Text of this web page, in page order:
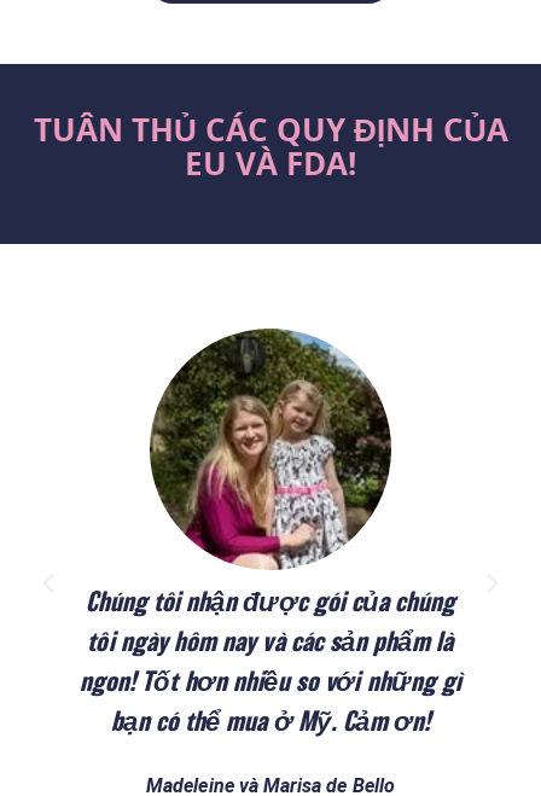
TUÂN THỦ CÁC QUY ĐỊNH CỦA
EU VÀ FDA!
Chúng tôi nhận được gói của chúng
tôi ngày hôm nay và các sản phẩm là
ngon! Tốt hơn nhiều so với những gì
bạn có thể mua ở Mỹ. Cảm ơn!
Madeleine và Marisa de Bello